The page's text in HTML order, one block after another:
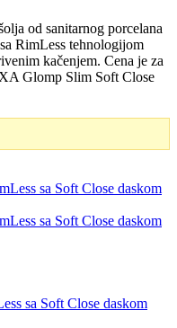
RSD.
od sanitarnog porcelana
RimLess tehnologijom
kačenjem. Cena je za
Glomp Slim Soft Close
sa Soft Close daskom